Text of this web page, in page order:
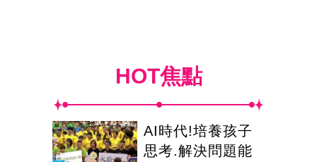
HOT焦點
AI時代!培養孩子
思考.解決問題能